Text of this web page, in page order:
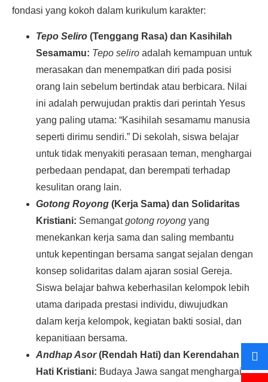
fondasi yang kokoh dalam kurikulum karakter:
Tepo Seliro (Tenggang Rasa) dan Kasihilah
Sesamamu: Tepo seliro adalah kemampuan untuk
merasakan dan menempatkan diri pada posisi
orang lain sebelum bertindak atau berbicara. Nilai
ini adalah perwujudan praktis dari perintah Yesus
yang paling utama: “Kasihilah sesamamu manusia
seperti dirimu sendiri.” Di sekolah, siswa belajar
untuk tidak menyakiti perasaan teman, menghargai
perbedaan pendapat, dan berempati terhadap
kesulitan orang lain.
Gotong Royong (Kerja Sama) dan Solidaritas
Kristiani: Semangatgotong royong yang
menekankan kerja sama dan saling membantu
untuk kepentingan bersama sangat sejalan dengan
konsep solidaritas dalam ajaran sosial Gereja.
Siswa belajar bahwa keberhasilan kelompok lebih
utama daripada prestasi individu, diwujudkan
dalam kerja kelompok, kegiatan bakti sosial, dan
kepanitiaan bersama.
Andhap Asor(Rendah Hati) dan Kerendahan
Hati Kristiani: Budaya Jawa sangat menghargai